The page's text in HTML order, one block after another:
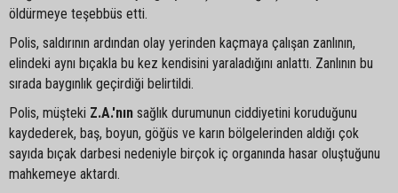
öldürmeye teşebbüs etti.
Polis, saldırının ardından olay yerinden kaçmaya çalışan zanlının,
elindeki aynı bıçakla bu kez kendisini yaraladığını anlattı. Zanlının bu
sırada baygınlık geçirdiği belirtildi.
Polis, müşteki Z.A.'nın sağlık durumunun ciddiyetini koruduğunu
kaydederek, baş, boyun, göğüs ve karın bölgelerinden aldığı çok
sayıda bıçak darbesi nedeniyle birçok iç organında hasar oluştuğunu
mahkemeye aktardı.